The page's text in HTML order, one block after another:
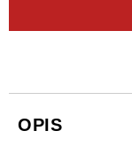
OPIS